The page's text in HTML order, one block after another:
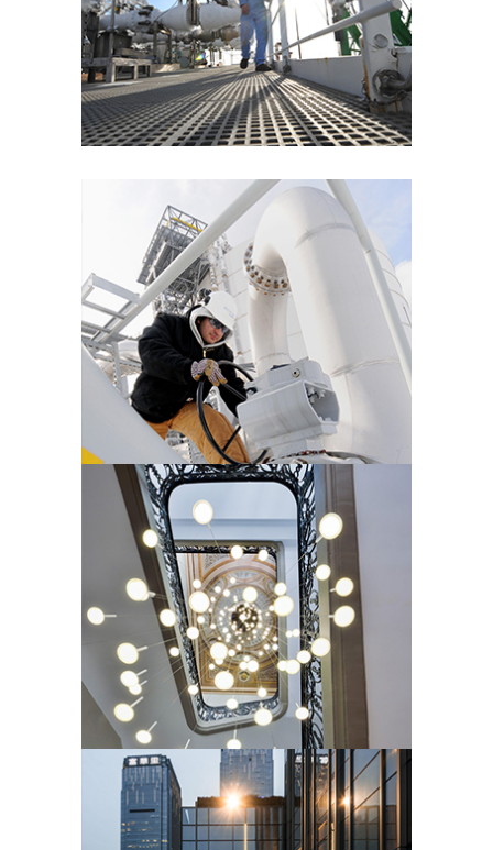
Photographe parisien, il s’illustre pour
ses portraits et ses photos
industrielles et évènementielles.
OLIVIER
DOULIERY
Photographe basé à Washington. Il
réalise des reportages en entreprise
et des portraits.
PHILIPPE
LOUZON
Photographe basé à Paris, il est
spécialisé en photographie
d’architecture, hôtellerie et culinaire.
RAPHAËL